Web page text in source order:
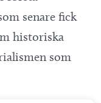
senare fick
historiska
som